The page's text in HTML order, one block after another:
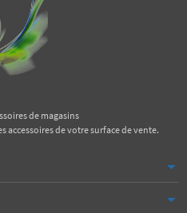
de magasins
accessoires de votre surface de vente.